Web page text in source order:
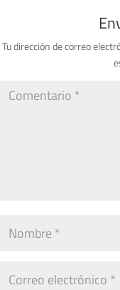
Tu dirección de correo